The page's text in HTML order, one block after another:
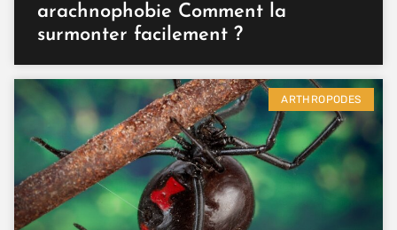
arachnophobie Comment la
surmonter facilement ?
ARTHROPODES